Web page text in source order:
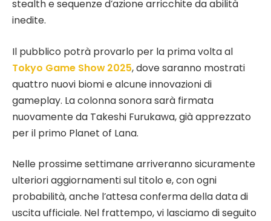
stealth e sequenze d’azione arricchite da abilità
inedite.
Il pubblico potrà provarlo per la prima volta al
Tokyo Game Show 2025, dove saranno mostrati
quattro nuovi biomi e alcune innovazioni di
gameplay. La colonna sonora sarà firmata
nuovamente da Takeshi Furukawa, già apprezzato
per il primo Planet of Lana.
Nelle prossime settimane arriveranno sicuramente
ulteriori aggiornamenti sul titolo e, con ogni
probabilità, anche l’attesa conferma della data di
uscita ufficiale. Nel frattempo, vi lasciamo di seguito